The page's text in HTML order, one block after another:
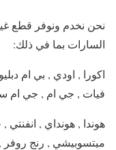
نحن نخدم ونوفر قطع
السارات بما في ذلك:
اكورا , اودي , بي ام
فيات , جي ام , جي ام
هوندا , هونداي ,
ميتسوبيشي , رنج روفر ,